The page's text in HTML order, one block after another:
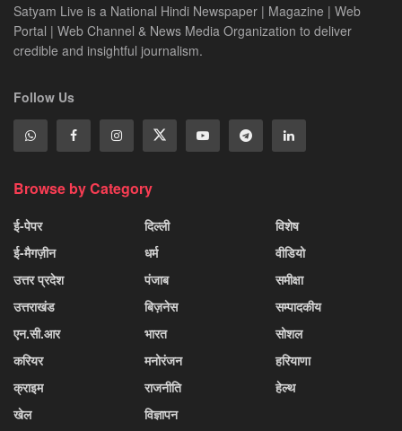
Satyam Live is a National Hindi Newspaper | Magazine | Web
Portal | Web Channel & News Media Organization to deliver
credible and insightful journalism.
Follow Us
Browse by Category
ई-पेपर
ई-मैगज़ीन
उत्तर प्रदेश
उत्तराखंड
एन.सी.आर
करियर
क्राइम
खेल
दिल्ली
धर्म
पंजाब
बिज़नेस
भारत
मनोरंजन
राजनीति
विज्ञापन
विशेष
वीडियो
समीक्षा
सम्पादकीय
सोशल
हरियाणा
हेल्थ